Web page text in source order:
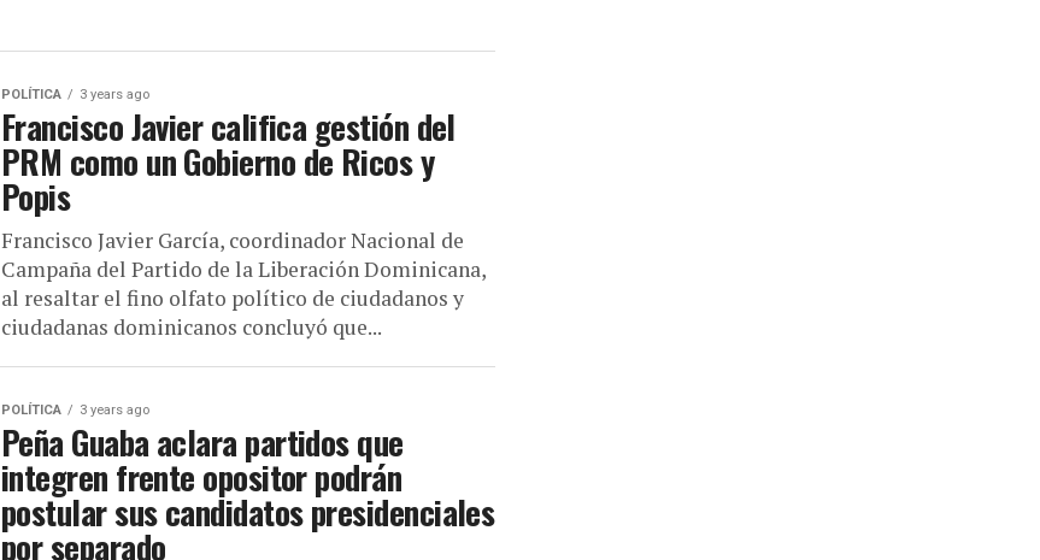
POLÍTICA 3 years ago
Francisco Javier califica gestión del
PRM como un Gobierno de Ricos y
Popis
Francisco Javier García, coordinador Nacional de
Campaña del Partido de la Liberación Dominicana,
al resaltar el fino olfato político de ciudadanos y
ciudadanas dominicanos concluyó que...
POLÍTICA 3 years ago
Peña Guaba aclara partidos que
integren frente opositor podrán
postular sus candidatos presidenciales
por separado